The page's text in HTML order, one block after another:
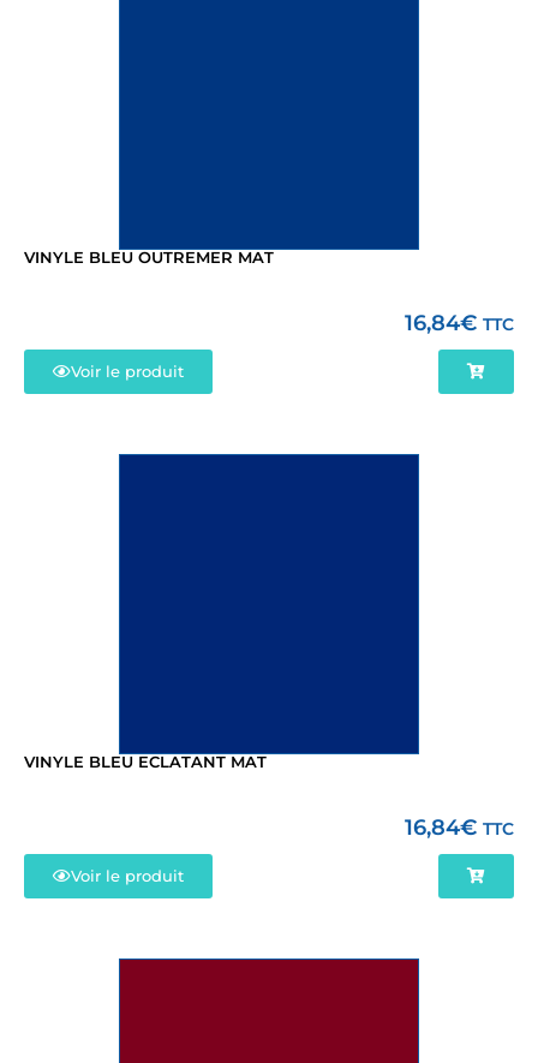
VINYLE BLEU OUTREMER MAT
16,84€ TTC
Voir le produit
VINYLE BLEU ECLATANT MAT
16,84€ TTC
Voir le produit